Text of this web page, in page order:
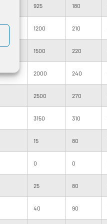
925 180
1200 210
1500 220
2000 240
2500 270
3150 310
15 80
0 0
25 80
40 90